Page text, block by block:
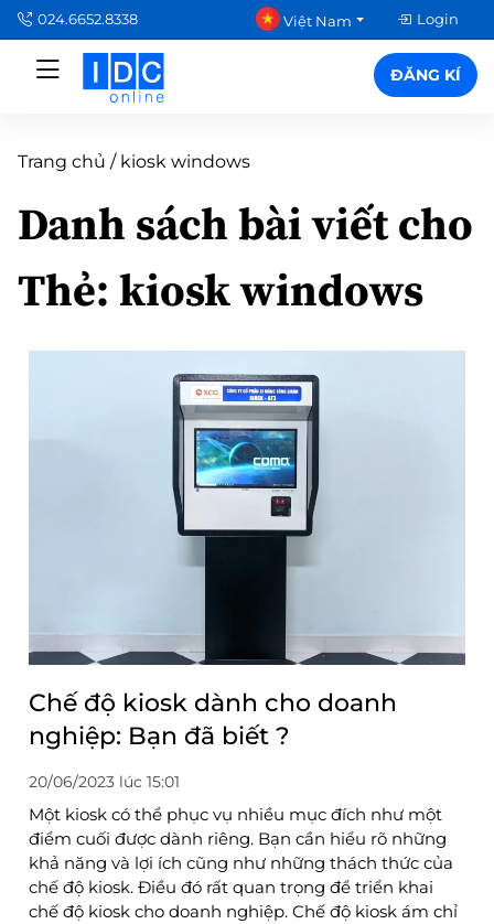
024.6652.8338 Việt Nam Login
ĐĂNG KÍ
Trang chủ / kiosk windows
Danh sách bài viết cho
Thẻ:kiosk windows
Chế độ kiosk dành cho doanh
nghiệp: Bạn đã biết ?
20/06/2023 lúc 15:01
Một kiosk có thể phục vụ nhiều mục đích như một
điểm cuối được dành riêng. Bạn cần hiểu rõ những
khả năng và lợi ích cũng như những thách thức của
chế độ kiosk. Điều đó rất quan trọng để triển khai
chế độ kiosk cho doanh nghiệp. Chế độ kiosk ám chỉ